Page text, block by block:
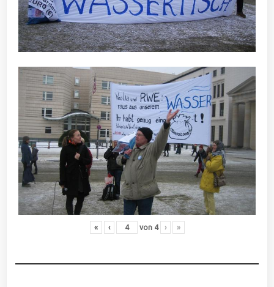
« ‹ von 4 › »